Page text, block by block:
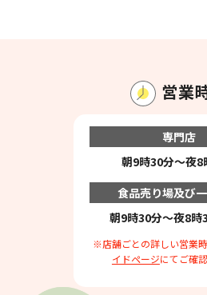
営業
専門店
朝9時30分～夜8
食品売り場及び
朝9時30分～夜8時
※店舗ごとの詳しい営業
イドページにてご確